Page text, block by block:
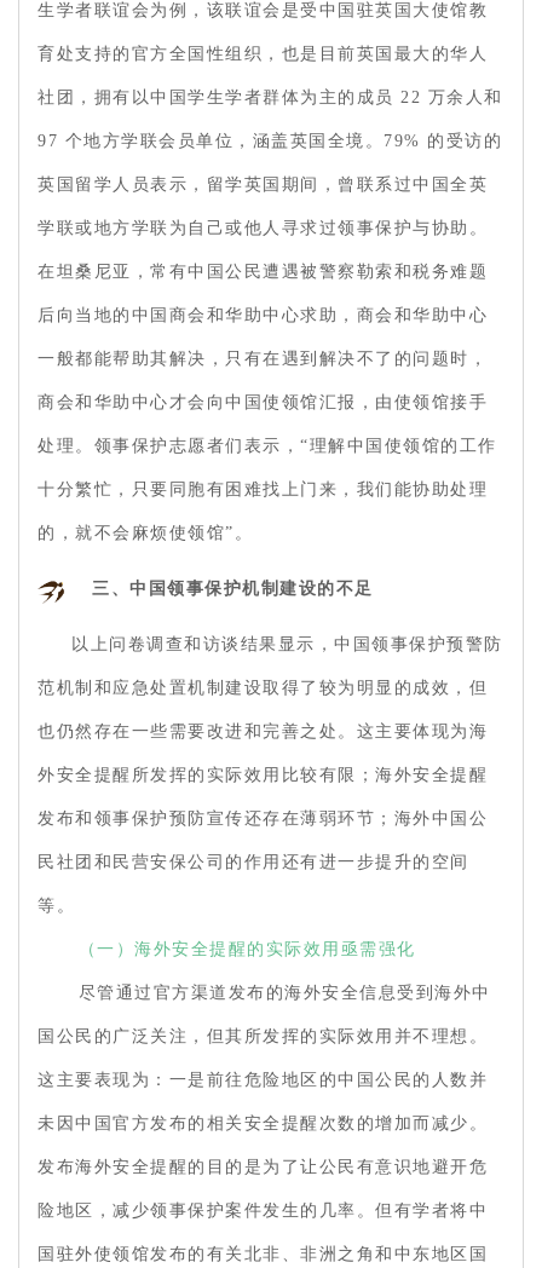
生学者联谊会为例，该联谊会是受中国驻英国大使馆教
育处支持的官方全国性组织，也是目前英国最大的华人
社团，拥有以中国学生学者群体为主的成员 22 万余人和
97 个地方学联会员单位，涵盖英国全境。79% 的受访的
英国留学人员表示，留学英国期间，曾联系过中国全英
学联或地方学联为自己或他人寻求过领事保护与协助。
在坦桑尼亚，常有中国公民遭遇被警察勒索和税务难题
后向当地的中国商会和华助中心求助，商会和华助中心
一般都能帮助其解决，只有在遇到解决不了的问题时，
商会和华助中心才会向中国使领馆汇报，由使领馆接手
处理。领事保护志愿者们表示，“理解中国使领馆的工作
十分繁忙，只要同胞有困难找上门来，我们能协助处理
的，就不会麻烦使领馆”。
三、中国领事保护机制建设的不足
以上问卷调查和访谈结果显示，中国领事保护预警防
范机制和应急处置机制建设取得了较为明显的成效，但
也仍然存在一些需要改进和完善之处。这主要体现为海
外安全提醒所发挥的实际效用比较有限；海外安全提醒
发布和领事保护预防宣传还存在薄弱环节；海外中国公
民社团和民营安保公司的作用还有进一步提升的空间
等。
（一）海外安全提醒的实际效用亟需强化
尽管通过官方渠道发布的海外安全信息受到海外中
国公民的广泛关注，但其所发挥的实际效用并不理想。
这主要表现为：一是前往危险地区的中国公民的人数并
未因中国官方发布的相关安全提醒次数的增加而减少。
发布海外安全提醒的目的是为了让公民有意识地避开危
险地区，减少领事保护案件发生的几率。但有学者将中
国驻外使领馆发布的有关北非、非洲之角和中东地区国